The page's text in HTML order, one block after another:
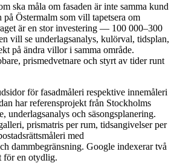
ska måla om fasaden är inte samma kund
på Östermalm som vill tapetsera om
är en stor investering — 100 000–300
vill se underlagsanalys, kulörval, tidsplan,
på ändra villor i samma område.
prismedvetnare och styrt av tider runt
för fasadmåleri respektive innemåleri
har referensprojekt från Stockholms
underlagsanalys och säsongsplanering.
prismatris per rum, tidsangivelser per
med
dammbegränsning. Google indexerar två
för en otydlig.